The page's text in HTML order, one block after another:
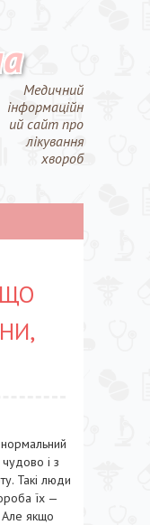
Медичний
інформаційн
ий сайт про
лікування
хвороб
і з
Такі люди
їх —
Але якщо